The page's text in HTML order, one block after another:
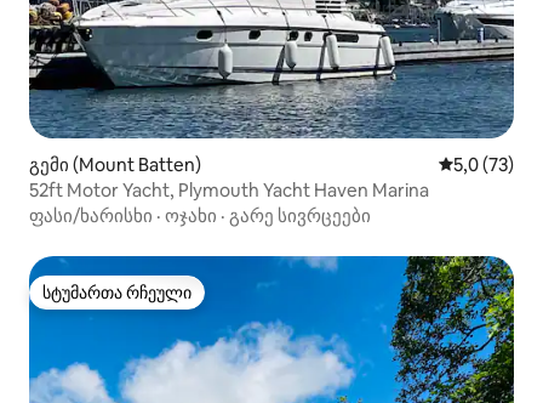
გემი (Mount Batten) საშუალო
5,0 (73)
52ft Motor Yacht, Plymouth Yacht Haven Marina
ფასი/ხარისხი · ოჯახი · გარე სივრცეები
სტუმართა რჩეული
სტუმართა რჩეული